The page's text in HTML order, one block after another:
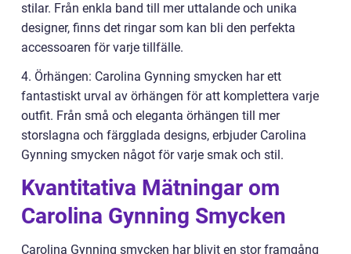
stilar. Från enkla band till mer uttalande och unika
designer, finns det ringar som kan bli den perfekta
accessoaren för varje tillfälle.
4. Örhängen: Carolina Gynning smycken har ett
fantastiskt urval av örhängen för att komplettera varje
outfit. Från små och eleganta örhängen till mer
storslagna och färgglada designs, erbjuder Carolina
Gynning smycken något för varje smak och stil.
Kvantitativa Mätningar om
Carolina Gynning Smycken
Carolina Gynning smycken har blivit en stor framgång